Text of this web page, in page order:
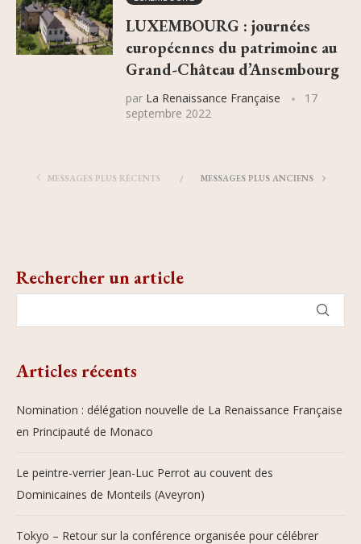
LUXEMBOURG : journées
européennes du patrimoine au
Grand-Château d’Ansembourg
par La Renaissance Française
17
septembre 2022
MESSAGES PLUS RÉCENTS MESSAGES PLUS ANCIENS
Rechercher un article
Articles récents
Nomination : délégation nouvelle de La Renaissance Française
en Principauté de Monaco
Le peintre-verrier Jean-Luc Perrot au couvent des
Dominicaines de Monteils (Aveyron)
Tokyo – Retour sur la conférence organisée pour célébrer